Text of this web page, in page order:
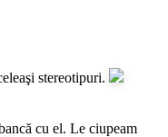
stereotipuri.
cu el. Le ciupeam